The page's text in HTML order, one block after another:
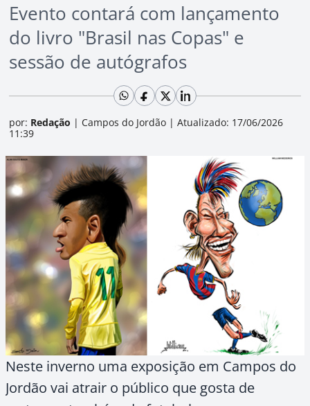
Evento contará com lançamento
do livro "Brasil nas Copas" e
sessão de autógrafos
por: Redação | Campos do Jordão | Atualizado: 17/06/2026
11:39
Neste inverno uma exposição em Campos do
Jordão vai atrair o público que gosta de